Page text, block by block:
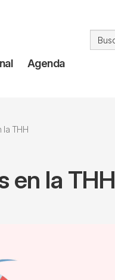
Agenda
la THH
en la THH